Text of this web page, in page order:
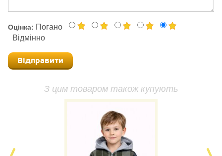
Оцінка: Погано
Відмінно
Відправити
З цим товаром також купують